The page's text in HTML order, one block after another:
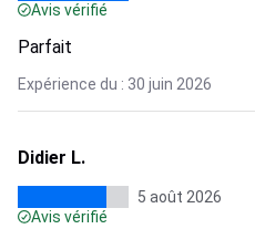
Avis vérifié
Parfait
Expérience du : 30 juin 2026
Didier L.
5 août 2026
Avis vérifié